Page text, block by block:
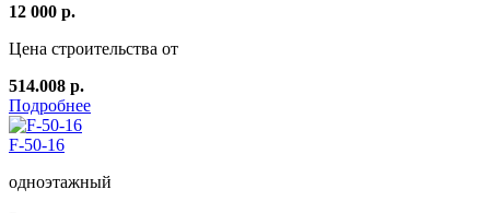
12 000 р.
Цена строительства от
514.008 р.
Подробнее
F-50-16
одноэтажный